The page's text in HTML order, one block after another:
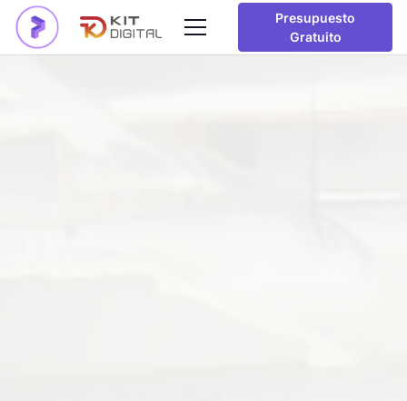
Presupuesto
Gratuito